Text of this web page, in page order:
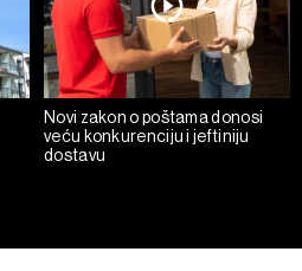
Novi zakon o poštama donosi
veću konkurenciju i jeftiniju
dostavu